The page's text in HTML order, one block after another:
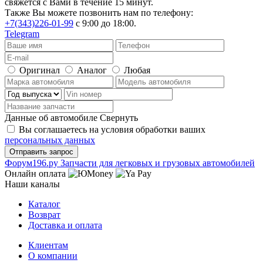
Также Вы можете позвонить нам по телефону:
+7(343)226-01-99 с 9:00 до 18:00.
Telegram
Оригинал Аналог Любая
Данные об автомобиле Свернуть
Вы соглашаетесь на условия обработки ваших
персональных данных
Фoрум196.ру Запчасти для легковых и грузовых автомобилей
Онлайн оплата
Наши каналы
Каталог
Возврат
Доставка и оплата
Клиентам
О компании